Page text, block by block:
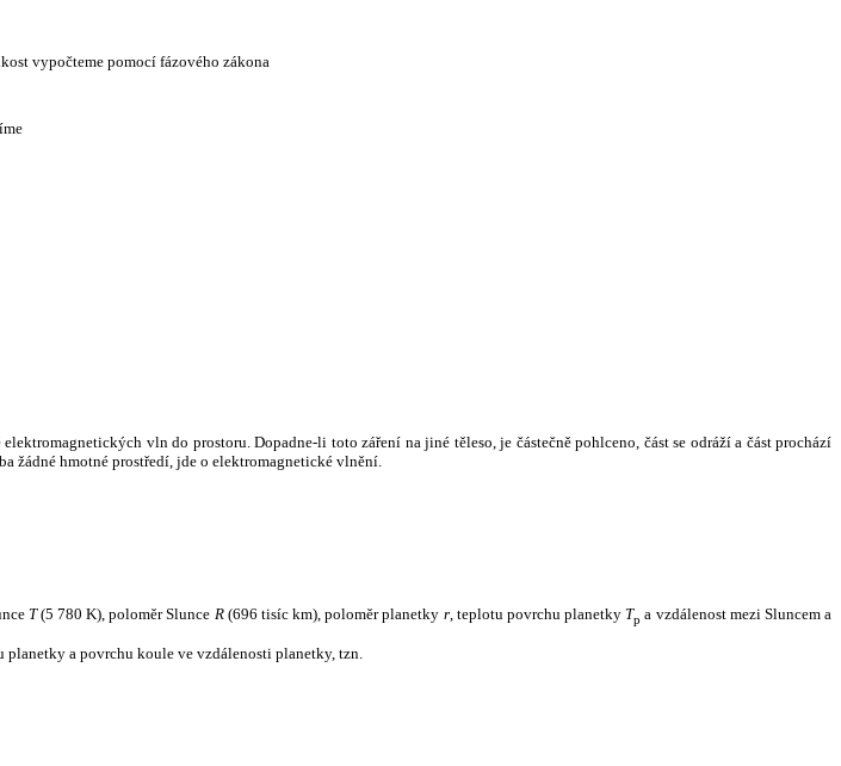
vypočteme pomocí fázového zákona
vln do prostoru. Dopadne-li toto záření na jiné těleso, je částečně pohlceno, část se odráží a část prochází
žádné hmotné prostředí, jde o elektromagnetické vlnění.
T(5 780 K), poloměr Slunce R(696 tisíc km), poloměr planetky r, teplotu povrchu planetky Tp a vzdálenost mezi Sluncem a
planetky a povrchu koule ve vzdálenosti planetky, tzn.